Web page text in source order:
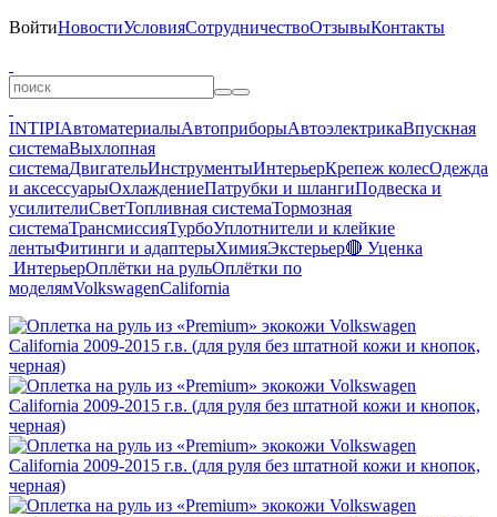
ВойтиНовостиУсловияСотрудничествоОтзывыКонтакты
INTIPIАвтоматериалыАвтоприборыАвтоэлектрикаВпускная
системаВыхлопная
системаДвигательИнструментыИнтерьерКрепеж колесОдежда
и аксессуарыОхлаждениеПатрубки и шлангиПодвеска и
усилителиСветТопливная системаТормозная
системаТрансмиссияТурбоУплотнители и клейкие
лентыФитинги и адаптерыХимияЭкстерьер🔴 Уценка
ИнтерьерОплётки на рульОплётки по
моделямVolkswagenCalifornia